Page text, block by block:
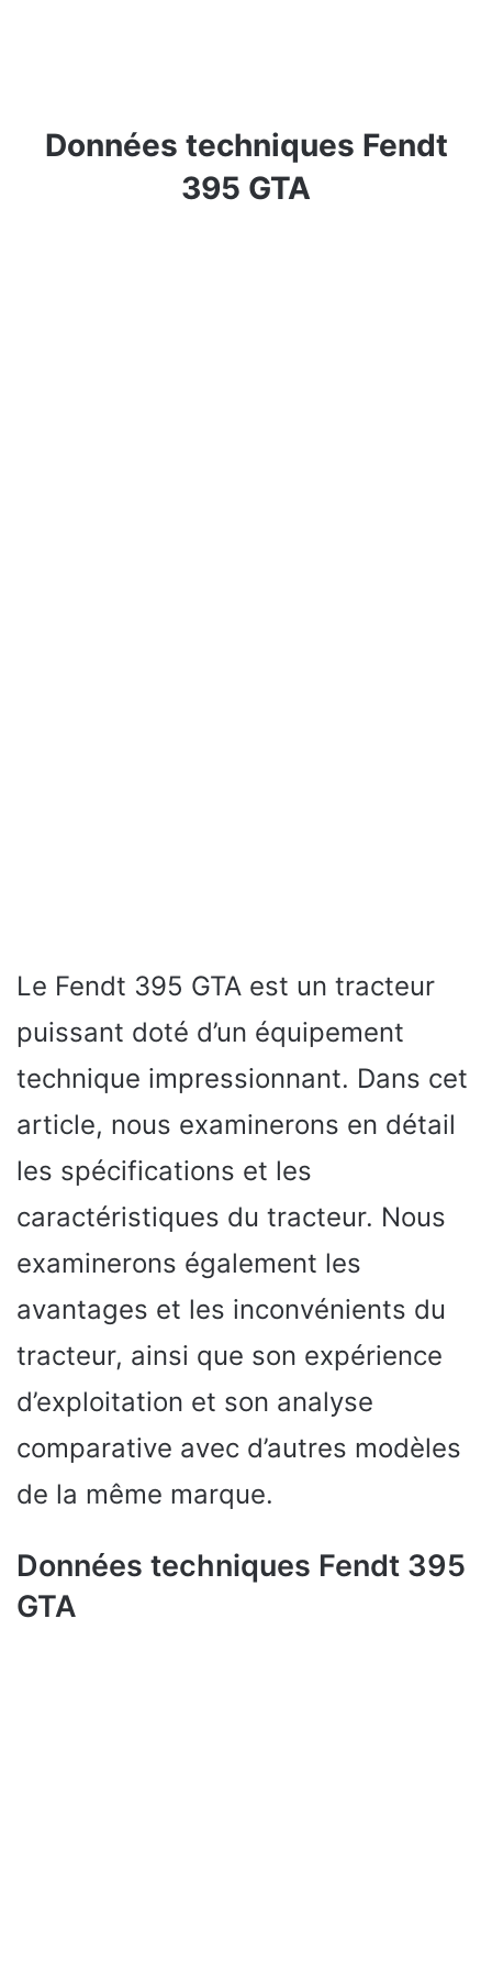
Données techniques Fendt
395 GTA
Le Fendt 395 GTA est un tracteur
puissant doté d’un équipement
technique impressionnant. Dans cet
article, nous examinerons en détail
les spécifications et les
caractéristiques du tracteur. Nous
examinerons également les
avantages et les inconvénients du
tracteur, ainsi que son expérience
d’exploitation et son analyse
comparative avec d’autres modèles
de la même marque.
Données techniques Fendt 395
GTA